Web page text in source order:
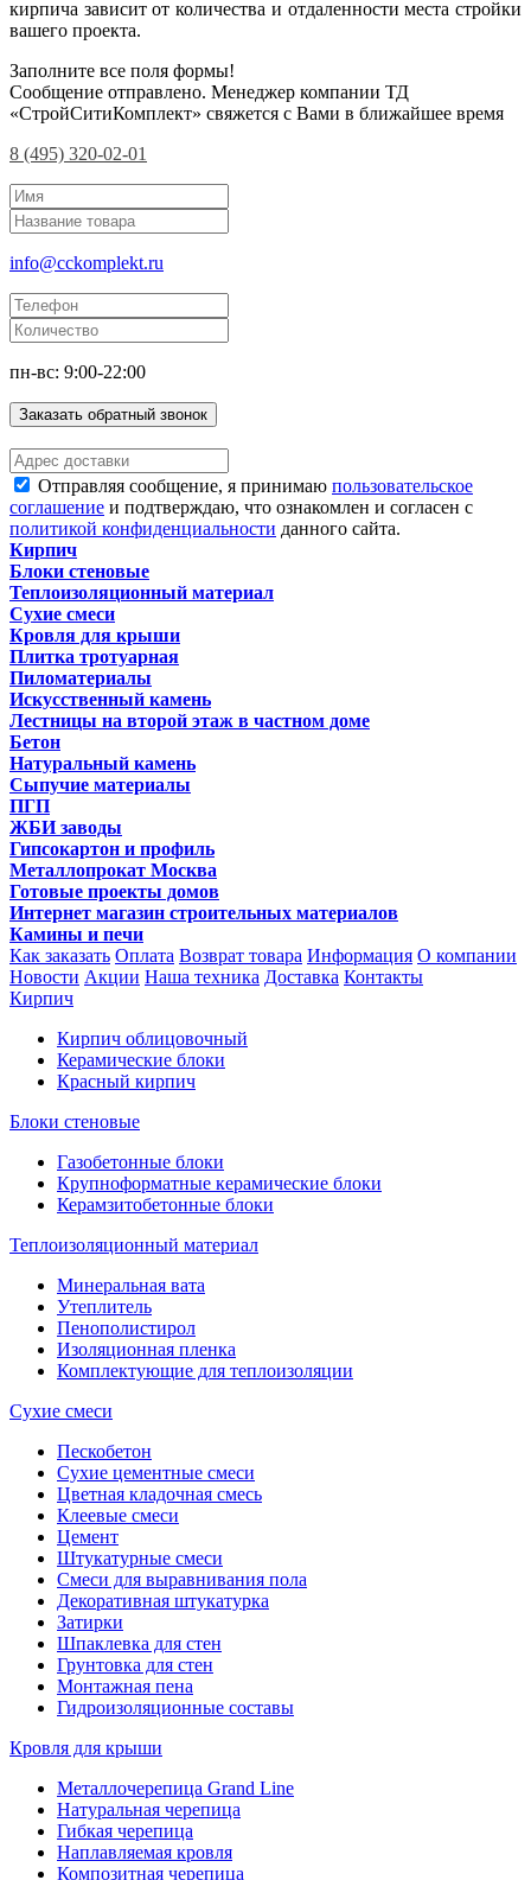
кирпича зависит от количества и отдаленности места стройки
вашего проекта.
Заполните все поля формы!
Сообщение отправлено. Менеджер компании ТД
«СтройСитиКомплект» свяжется с Вами в ближайшее время
8 (495) 320-02-01
info@cckomplekt.ru
пн-вс: 9:00-22:00
Заказать обратный звонок
Отправляя сообщение, я принимаю пользовательское
соглашение и подтверждаю, что ознакомлен и согласен с
политикой конфиденциальности данного сайта.
Кирпич
Блоки стеновые
Теплоизоляционный материал
Сухие смеси
Кровля для крыши
Плитка тротуарная
Пиломатериалы
Искусственный камень
Лестницы на второй этаж в частном доме
Бетон
Натуральный камень
Сыпучие материалы
ПГП
ЖБИ заводы
Гипсокартон и профиль
Металлопрокат Москва
Готовые проекты домов
Интернет магазин строительных материалов
Камины и печи
Как заказать Оплата Возврат товара Информация О компании
Новости Акции Наша техника Доставка Контакты
Кирпич
Кирпич облицовочный
Керамические блоки
Красный кирпич
Блоки стеновые
Газобетонные блоки
Крупноформатные керамические блоки
Керамзитобетонные блоки
Теплоизоляционный материал
Минеральная вата
Утеплитель
Пенополистирол
Изоляционная пленка
Комплектующие для теплоизоляции
Сухие смеси
Пескобетон
Сухие цементные смеси
Цветная кладочная смесь
Клеевые смеси
Цемент
Штукатурные смеси
Смеси для выравнивания пола
Декоративная штукатурка
Затирки
Шпаклевка для стен
Грунтовка для стен
Монтажная пена
Гидроизоляционные составы
Кровля для крыши
Металлочерепица Grand Line
Натуральная черепица
Гибкая черепица
Наплавляемая кровля
Композитная черепица